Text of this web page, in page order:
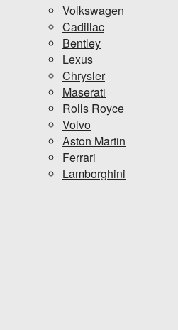
Volkswagen
Cadillac
Bentley
Lexus
Chrysler
Maserati
Rolls Royce
Volvo
Aston Martin
Ferrari
Lamborghini